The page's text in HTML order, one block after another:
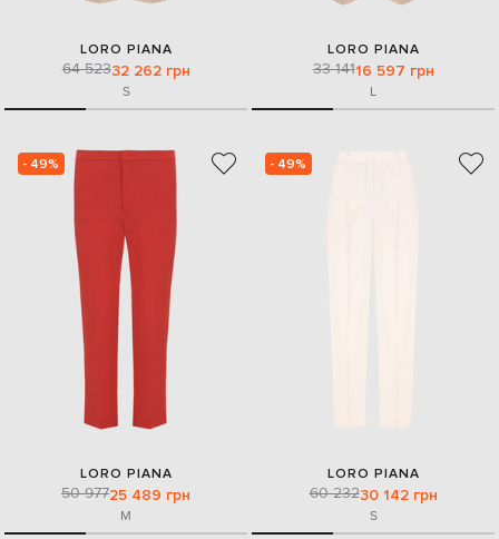
LORO PIANA
64 52332 262 грн
S
LORO PIANA
33 14116 597 грн
L
- 49%
LORO PIANA
50 97725 489 грн
M
- 49%
LORO PIANA
60 23230 142 грн
S